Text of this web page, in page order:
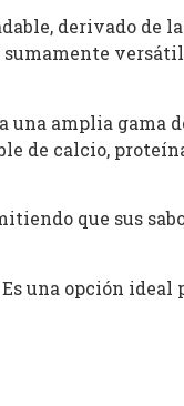
derivado de
una amplia gama
de calcio,
que sus
una opción ideal